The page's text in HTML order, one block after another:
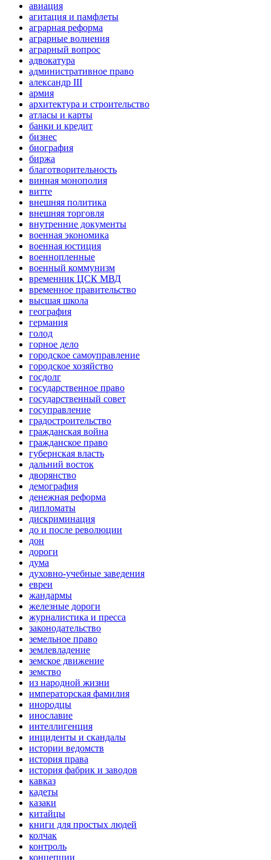
авиация
агитация и памфлеты
аграрная реформа
аграрные волнения
аграрный вопрос
адвокатура
административное право
александр III
армия
архитектура и строительство
атласы и карты
банки и кредит
бизнес
биография
биржа
благотворительность
винная монополия
витте
внешняя политика
внешняя торговля
внутренние документы
военная экономика
военная юстиция
военнопленные
военный коммунизм
временник ЦСК МВД
временное правительство
высшая школа
география
германия
голод
горное дело
городское самоуправление
городское хозяйство
госдолг
государственное право
государственный совет
госуправление
градостроительство
гражданская война
гражданское право
губернская власть
дальний восток
дворянство
демография
денежная реформа
дипломаты
дискриминация
до и после революции
дон
дороги
дума
духовно-учебные заведения
евреи
жандармы
железные дороги
журналистика и пресса
законодательство
земельное право
землевладение
земское движение
земство
из народной жизни
императорская фамилия
инородцы
инославие
интеллигенция
инциденты и скандалы
истории ведомств
история права
история фабрик и заводов
кавказ
кадеты
казаки
китайцы
книги для простых людей
колчак
контроль
концепции